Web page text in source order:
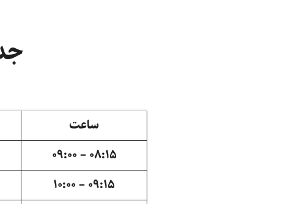
ساعت
۰۸:۱۵ – ۰۹:۰۰
۰۹:۱۵ – ۱۰:۰۰